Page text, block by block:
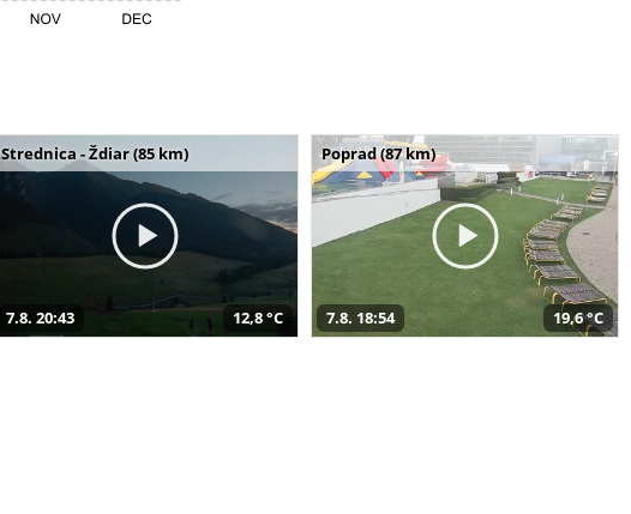
Strednica - Ždiar (85 km)
7.8. 20:43 12,8 °C
Poprad (87 km)
7.8. 18:54 19,6 °C